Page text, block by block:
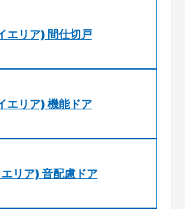
エリア) 間仕切戸
エリア) 機能ドア
リア) 音配慮ドア